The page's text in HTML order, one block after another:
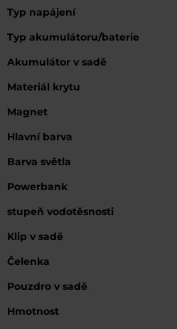
Typ napájení
Typ akumulátoru/baterie
Akumulátor v sadě
Materiál krytu
Magnet
Hlavní barva
Barva světla
Powerbank
stupeň vodotěsnosti
Klip v sadě
Čelenka
Pouzdro v sadě
Hmotnost